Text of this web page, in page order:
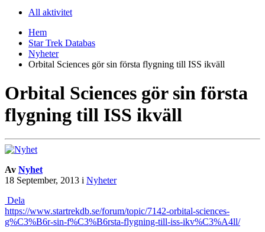
All aktivitet
Hem
Star Trek Databas
Nyheter
Orbital Sciences gör sin första flygning till ISS ikväll
Orbital Sciences gör sin första
flygning till ISS ikväll
Av Nyhet
18 September, 2013 i Nyheter
Dela
https://www.startrekdb.se/forum/topic/7142-orbital-sciences-
g%C3%B6r-sin-f%C3%B6rsta-flygning-till-iss-ikv%C3%A4ll/